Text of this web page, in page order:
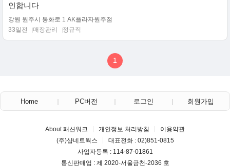
인합니다
강원 원주시 봉화로 1 AK플라자원주점
33일전
매장관리 정규직
1
Home PC버전 로그인 회원가입
About 패션워크 개인정보 처리방침
이용약관
(주)샵네트웍스
대표전화 : 02)851-0815
사업자등록 : 114-87-01861
통신판매업 : 제 2020-서울금천-2036 호